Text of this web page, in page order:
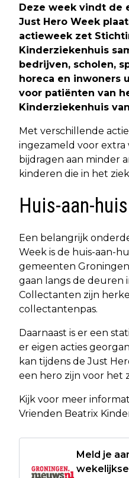
Deze week vindt de
Just Hero Week
actieweek zet
Kinderziekenhuis
bedrijven, scholen,
horeca en inwoners
voor patiënten van
Kinderziekenhuis
Met verschillende
ingezameld voor extra
bijdragen aan minder
kinderen die in het
Huis-aan-
Een belangrijk
Week is de huis-aan-
gemeenten
gaan langs de deuren
Collectanten zijn
collectantenpas.
Daarnaast is er een
er eigen acties
kan tijdens de Just
een hero zijn voor het
Kijk voor meer
Vrienden Beatrix
Meld je